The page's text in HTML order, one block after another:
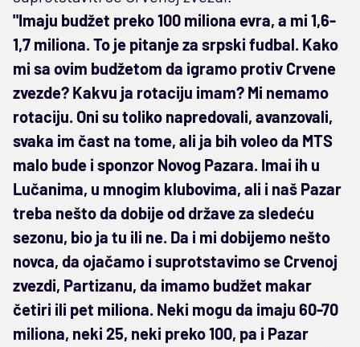
"Imaju budžet preko 100 miliona evra, a mi 1,6-
1,7 miliona. To je pitanje za srpski fudbal. Kako
mi sa ovim budžetom da igramo protiv Crvene
zvezde? Kakvu ja rotaciju imam? Mi nemamo
rotaciju. Oni su toliko napredovali, avanzovali,
svaka im čast na tome, ali ja bih voleo da MTS
malo bude i sponzor Novog Pazara. Imai ih u
Lučanima, u mnogim klubovima, ali i naš Pazar
treba nešto da dobije od države za sledeću
sezonu, bio ja tu ili ne. Da i mi dobijemo nešto
novca, da ojačamo i suprotstavimo se Crvenoj
zvezdi, Partizanu, da imamo budžet makar
četiri ili pet miliona. Neki mogu da imaju 60-70
miliona, neki 25, neki preko 100, pa i Pazar